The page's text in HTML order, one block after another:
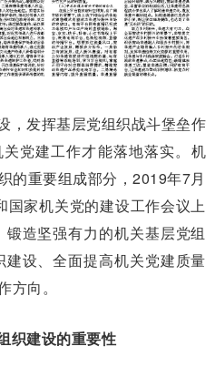
，发挥基层党组织战斗堡垒作
党建工作才能落地落实。机
的重要组成部分，2019年7月
家机关党的建设工作会议上
造坚强有力的机关基层党组
设、全面提高机关党建质量
向。
织建设的重要性